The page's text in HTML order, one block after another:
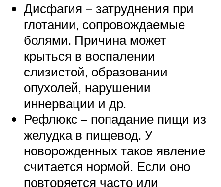
Дисфагия – затруднения при
глотании, сопровождаемые
болями. Причина может
крыться в воспалении
слизистой, образовании
опухолей, нарушении
иннервации и др.
Рефлюкс – попадание пищи из
желудка в пищевод. У
новорожденных такое явление
считается нормой. Если оно
повторяется часто или